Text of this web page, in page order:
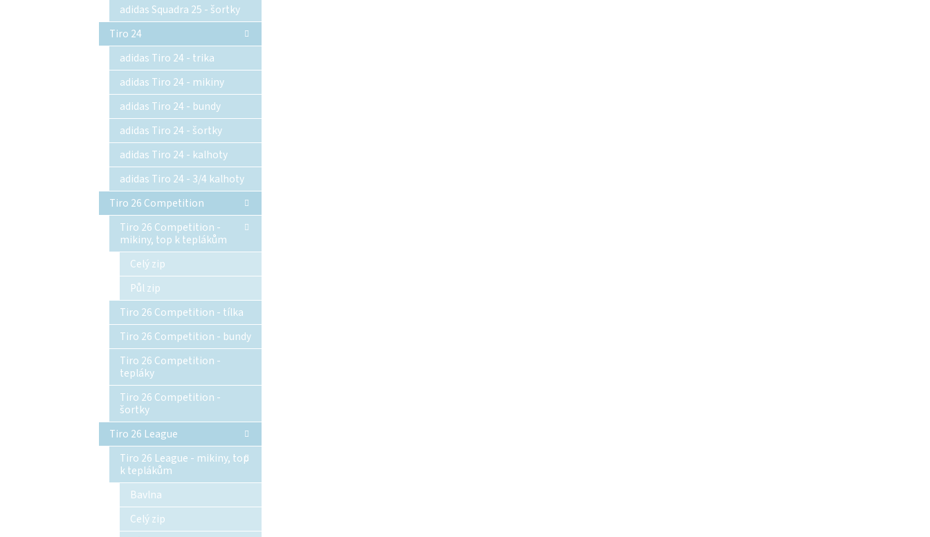
adidas Squadra 25 - šortky
Tiro 24
adidas Tiro 24 - trika
adidas Tiro 24 - mikiny
adidas Tiro 24 - bundy
adidas Tiro 24 - šortky
adidas Tiro 24 - kalhoty
adidas Tiro 24 - 3/4 kalhoty
Tiro 26 Competition
Tiro 26 Competition -
mikiny, top k teplákům
Celý zip
Půl zip
Tiro 26 Competition - tílka
Tiro 26 Competition - bundy
Tiro 26 Competition -
tepláky
Tiro 26 Competition -
šortky
Tiro 26 League
Tiro 26 League - mikiny, top
k teplákům
Bavlna
Celý zip